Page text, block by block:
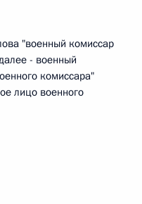
"военный комиссар
- военный
комиссара"
лицо военного